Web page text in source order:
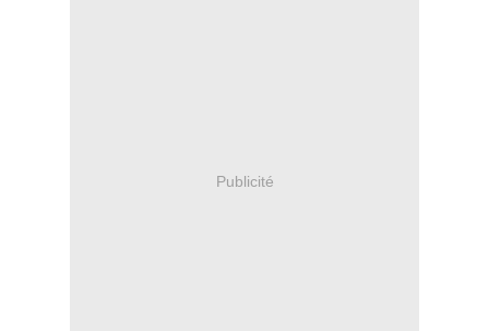
Publicité